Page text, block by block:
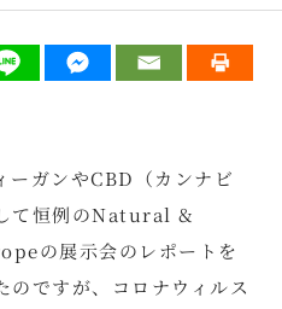
ーガンやCBD（カンナビ
て恒例のNatural &
の展示会のレポートを
のですが、コロナウィルス